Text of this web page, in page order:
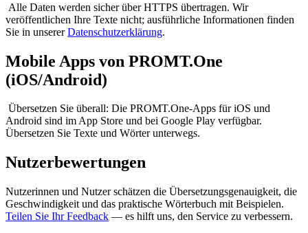
Alle Daten werden sicher über HTTPS übertragen. Wir
veröffentlichen Ihre Texte nicht; ausführliche Informationen finden
Sie in unsererDatenschutzerklärung.
Mobile Apps von PROMT.One
(iOS/Android)
Übersetzen Sie überall: Die PROMT.One-Apps für iOS und
Android sind im App Store und bei Google Play verfügbar.
Übersetzen Sie Texte und Wörter unterwegs.
Nutzerbewertungen
Nutzerinnen und Nutzer schätzen die Übersetzungsgenauigkeit, die
Geschwindigkeit und das praktische Wörterbuch mit Beispielen.
Teilen Sie Ihr Feedback — es hilft uns, den Service zu verbessern.